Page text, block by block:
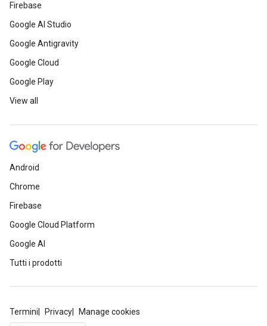
Firebase
Google AI Studio
Google Antigravity
Google Cloud
Google Play
View all
Android
Chrome
Firebase
Google Cloud Platform
Google AI
Tutti i prodotti
Termini Privacy Manage cookies